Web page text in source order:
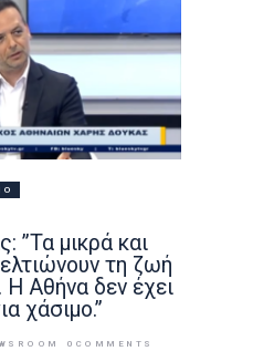
”Τα μικρά και
τη ζωή
Αθήνα δεν έχει
χάσιμο.”
0 COMMENTS